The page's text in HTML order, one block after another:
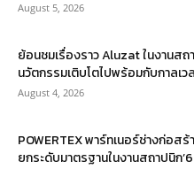
August 5, 2026
ย้อนชมเรื่องราว Aluzat ในงานสถ
นวัตกรรมเติบโตไปพร้อมกับกาลเว
August 4, 2026
POWERTEX พาร์ทเนอร์ช่างก่อส
ยกระดับมาตรฐานในงานสถาปนิก